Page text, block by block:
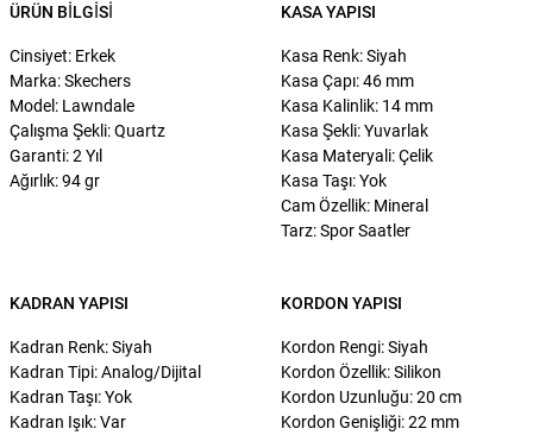
ÜRÜN BILGISI
Cinsiyet: Erkek
Marka: Skechers
Model: Lawndale
Çalışma Şekli: Quartz
Garanti: 2 Yıl
Ağırlık: 94 gr
KASA YAPISI
Kasa Renk: Siyah
Kasa Çapı: 46 mm
Kasa Kalinlik: 14 mm
Kasa Şekli: Yuvarlak
Kasa Materyali: Çelik
Kasa Taşı: Yok
Cam Özellik: Mineral
Tarz: Spor Saatler
KADRAN YAPISI
Kadran Renk: Siyah
Kadran Tipi: Analog/Dijital
Kadran Taşı: Yok
Kadran Işık: Var
KORDON YAPISI
Kordon Rengi: Siyah
Kordon Özellik: Silikon
Kordon Uzunluğu: 20 cm
Kordon Genişliği: 22 mm